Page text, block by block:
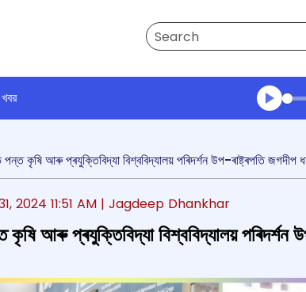
Search
পন্ত কৃষি আৰু প্ৰযুক্তিবিদ্যা বিশ্ববিদ্যালয় পৰিদৰ্শন উপ-ৰাষ্ট্ৰপতি জগদীপ
2024 11:51 AM | Jagdeep Dhankhar
কৃষি আৰু প্ৰযুক্তিবিদ্যা বিশ্ববিদ্যালয় পৰিদৰ্শন